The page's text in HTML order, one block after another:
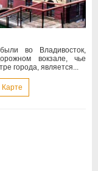
во Владивосток,
вокзале, чье
города, является...
Карте